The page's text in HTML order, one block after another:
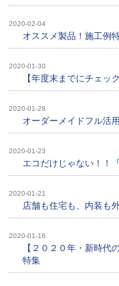
2020-02-04
オススメ製品！施工例
2020-01-30
【年度末までにチェッ
2020-01-28
オーダーメイドフル活
2020-01-23
エコだけじゃない！！
2020-01-21
店舗も住宅も、内装も
2020-01-16
【２０２０年・新時代
特集